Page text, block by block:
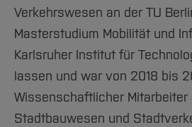
Verkehrswesen an der TU
Masterstudium Mobilität und
Karlsruher Institut für
lassen und war von 2018 bis
Wissenschaftlicher
Stadtbauwesen und